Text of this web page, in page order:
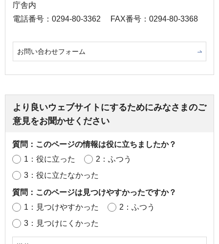
庁舎内
電話番号：0294-80-3362
FAX番号：0294-80-3368
お問い合わせフォーム
より良いウェブサイトにするためにみなさまのご
意見をお聞かせください
質問：このページの情報は役に立ちましたか？
1：役に立った
2：ふつう
3：役に立たなかった
質問：このページは見つけやすかったですか？
1：見つけやすかった
2：ふつう
3：見つけにくかった